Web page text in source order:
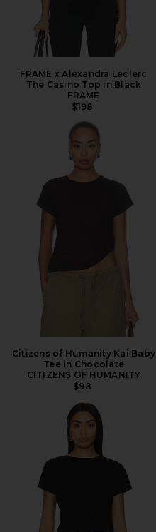
FRAME x Alexandra Leclerc
The Casino Top in Black
FRAME
$198
Citizens of Humanity Kai Baby
Tee in Chocolate
CITIZENS OF HUMANITY
$98